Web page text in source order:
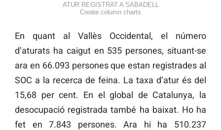
ATUR REGISTRAT A SABADELL
Create column charts
En quant al Vallès Occidental, el número
d’aturats ha caigut en 535 persones, situant-se
ara en 66.093 persones que estan registrades al
SOC a la recerca de feina. La taxa d’atur és del
15,68 per cent. En el global de Catalunya, la
desocupació registrada també ha baixat. Ho ha
fet en 7.843 persones. Ara hi ha 510.237